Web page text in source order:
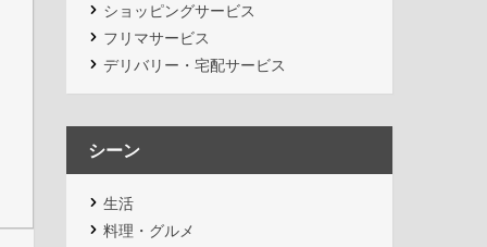
ショッピングサービス
フリマサービス
デリバリー・宅配サービス
シーン
生活
料理・グルメ